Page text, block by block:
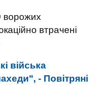
ворожих
втрачені
війська
- Повітряні